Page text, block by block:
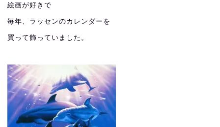
絵画が好きで
毎年、ラッセンのカレンダーを
買って飾っていました。